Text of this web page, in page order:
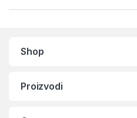
Shop
Proizvodi